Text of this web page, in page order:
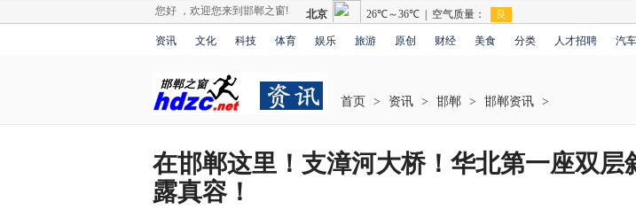
您好 ，欢迎您来到邯郸之窗!
资讯 文化 科技 体育 娱乐 旅游 原创 财经 美食 分类 人才招聘 汽车
首页 > 资讯 > 邯郸 > 邯郸资讯 >
在邯郸这里！支漳河大桥！华北第一座双层
露真容！